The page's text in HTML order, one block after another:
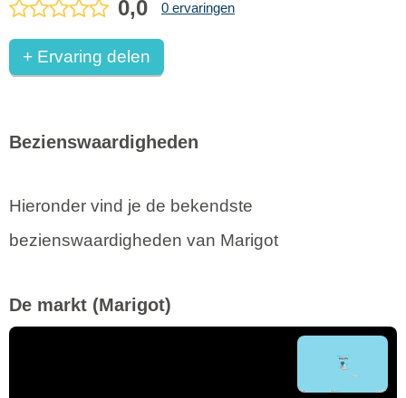
0,0 0 ervaringen
+ Ervaring delen
Bezienswaardigheden
Hieronder vind je de bekendste
bezienswaardigheden van Marigot
De markt (Marigot)